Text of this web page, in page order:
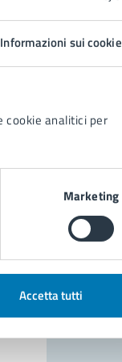
Informazioni sui cookie
cookie analitici per
Marketing
Accetta tutti